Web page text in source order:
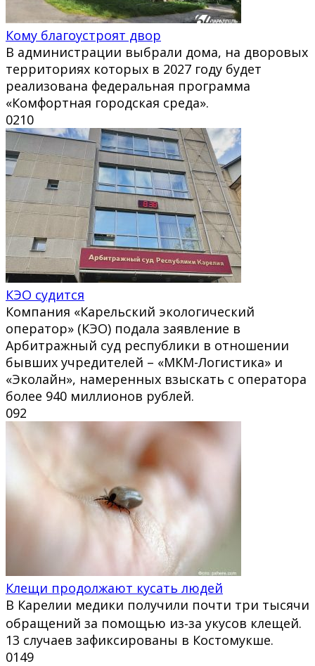
Кому благоустроят двор
В администрации выбрали дома, на дворовых
территориях которых в 2027 году будет
реализована федеральная программа
«Комфортная городская среда».
0210
КЭО судится
Компания «Карельский экологический
оператор» (КЭО) подала заявление в
Арбитражный суд республики в отношении
бывших учредителей – «МКМ-Логистика» и
«Эколайн», намеренных взыскать с оператора
более 940 миллионов рублей.
092
Клещи продолжают кусать людей
В Карелии медики получили почти три тысячи
обращений за помощью из‑за укусов клещей.
13 случаев зафиксированы в Костомукше.
0149